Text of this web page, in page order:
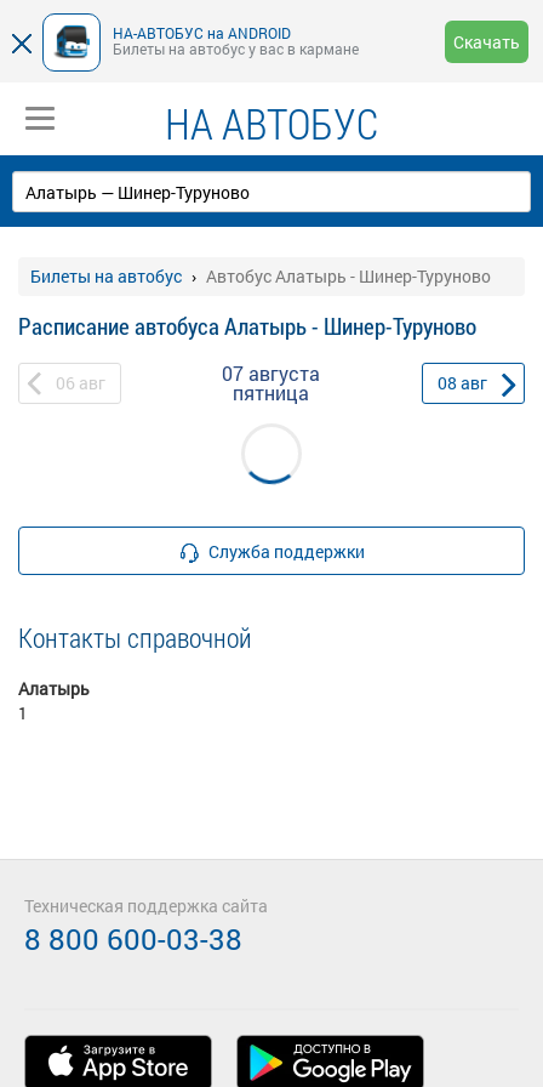
НА-АВТОБУС на ANDROID
Билеты на автобус у вас в кармане
Скачать
НА АВТОБУС
Билеты на автобус Автобус Алатырь - Шинер-Туруново
Расписание автобуса Алатырь - Шинер-Туруново
06 авг 07 августа
пятница 08 авг
Служба поддержки
Контакты справочной
Алатырь
1
Техническая поддержка сайта
8 800 600-03-38